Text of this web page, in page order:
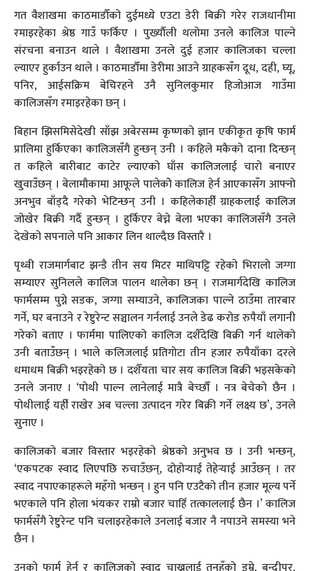
गत वैशाखमा काठमाडौँको दुईमध्ये एउटा डेरी बिक्री गरेर राजधानीमा
रमाइरहेका श्रेष्ठ गाउँ फर्किए । पुर्ख्याैली थलोमा उनले कालिज पाल्ने
संरचना बनाउन थाले । वैशाखमा उनले दुई हजार कालिजका चल्ला
ल्याएर हुर्काउन थाले । काठमाडौँमा डेरीमा आउने ग्राहकसँग दूध, दही, घ्यू,
पनिर, आईसक्रिम बेचिरहने उनै सुनिलकुमार हिजाेआज गाउँमा
कालिजसँग रमाइरहेका छन् ।
बिहान झिसमिसेदेखी साँझ अबेरसम्म कृष्णको ज्ञान एकीकृत कृषि फार्म
प्रालिमा हुर्किएका कालिजसँगै हुन्छन् उनी । कहिले मकैको दाना दिन्छन्
त कहिले बारीबाट काटेर ल्याएको घाँस कालिजलाई चारो बनाएर
खुवाउँछन् । बेलामौकामा आफूले पालेकोे कालिज हेर्न आएकासँग आफ्नो
अनभुव बाँड्दै गरेको भेटिन्छन् उनी । कहिलेकाहीँ ग्राहकलाई कालिज
जोखेर बिक्री गर्दै हुन्छन् । हुर्किएर बेच्ने बेला भएका कालिजसँगै उनले
देखेको सपनाले पनि आकार लिन थाल्दैछ विस्तारै ।
पृथ्वी राजमार्गबाट झन्डै तीन सय मिटर माथिपट्टि रहेको भिरालो जग्गा
सम्याएर सुनिलले कालिज पालन थालेका छन् । राजमार्गदेखि कालिज
फार्मसम्म पुग्ने सडक, जग्गा सम्याउने, कालिजका पाल्ने ठाउँमा तारबार
गर्ने, घर बनाउने र रेष्टुरेन्ट सञ्चालन गर्नलाई उनले डेढ करोड रुपैयाँ लगानी
गरेको बताए । फार्ममा पालिएको कालिज दशैँदेखि बिक्री गर्न थालेको
उनी बताउँछन् । भाले कलिजलाई प्रतिगोटा तीन हजार रुपैयाँका दरले
धमाधम बिक्री भइरहेको छ । दशैँयता चार सय कालिज बिक्री भइसकेको
उनले जनाए । ‘पोथी पाल्न लानेलाई मात्रै बेच्छौँ । नत्र बेचेको छैन ।
पोथीलाई यहीँ राखेर अब चल्ला उत्पादन गरेर बिक्री गर्ने लक्ष्य छ’, उनले
सुनाए ।
कालिजको बजार विस्तार भइरहेको श्रेष्ठको अनुभव छ । उनी भन्छन्,
‘एकपटक स्वाद लिएपछि रुचाउँछन्, दोहोर्‍याई तेहेर्‍याई आउँछन् । तर
स्वाद नपाएकाहरूले महँगो भन्छन् । हुन पनि एउटैको तीन हजार मूल्य पर्ने
भएकाले पनि होला भंयकर राम्रो बजार चाहिँ तत्काललाई छैन ।’ कालिज
फार्मसँगै रेष्टुरेन्ट पनि चलाइरहेकाले उनलाई बजार नै नपाउने समस्या भने
छैन ।